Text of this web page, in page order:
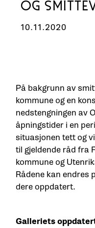
OG
10.11.2020
På bakgrunn av
kommune og en
nedstengningen av
åpningstider i en
situasjonen tett og
til gjeldende råd fra
kommune og
Rådene kan endres
dere oppdatert.
Galleriets